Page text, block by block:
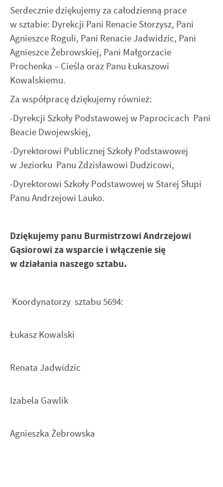
Serdecznie dziękujemy za całodzienną prace
w sztabie: Dyrekcji Pani Renacie Storzysz, Pani
Agnieszce Roguli, Pani Renacie Jadwidzic, Pani
Agnieszce Żebrowskiej, Pani Małgorzacie
Prochenka – Cieśla oraz Panu Łukaszowi
Kowalskiemu.
Za współpracę dziękujemy również:
-Dyrekcji Szkoły Podstawowej w Paprocicach Pani
Beacie Dwojewskiej,
-Dyrektorowi Publicznej Szkoły Podstawowej
w Jeziorku Panu Zdzisławowi Dudzicowi,
-Dyrektorowi Szkoły Podstawowej w Starej Słupi
Panu Andrzejowi Lauko.
Dziękujemy panu Burmistrzowi Andrzejowi
Gąsiorowi za wsparcie i włączenie się
w działania naszego sztabu.
Koordynatorzy sztabu 5694:
Łukasz Kowalski
Renata Jadwidzic
Izabela Gawlik
Agnieszka Żebrowska